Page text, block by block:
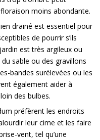
moins abondante.
drainé est essentiel pour
de pourrir s’ils
est très argileux ou
sable ou des gravillons
bandes surélevées ou les
également aider à
des bulbes.
préfèrent les endroits
leur cime et les faire
vent, tel qu’une